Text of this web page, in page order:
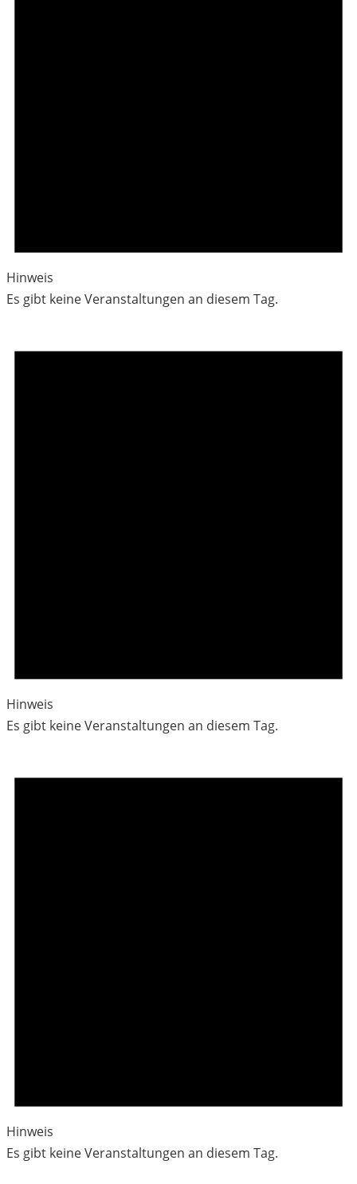
Hinweis
Es gibt keine Veranstaltungen an diesem Tag.
Hinweis
Es gibt keine Veranstaltungen an diesem Tag.
Hinweis
Es gibt keine Veranstaltungen an diesem Tag.